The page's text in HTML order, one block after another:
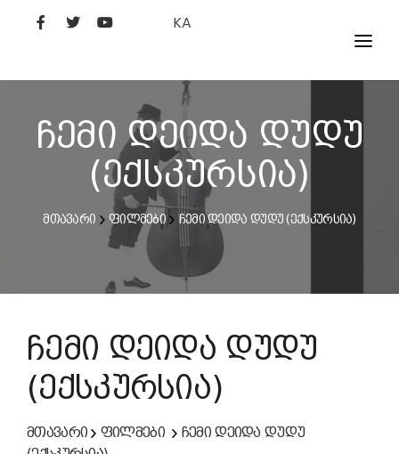
KA
ᲤᲘᲚᲛᲔᲑᲘ
ᲮᲔᲚᲝᲕᲐᲜᲘ
ᲙᲘᲜᲝᲡᲢᲣᲓᲘᲐ
ᲙᲘᲜᲝᲐᲙᲐᲓᲔᲛᲘᲐ
ჩემი დეიდა დუდუ
(ექსკურსია)
მთავარი ფილმები ჩემი დეიდა დუდუ (ექსკურსია)
ჩემი დეიდა დუდუ
(ექსკურსია)
მთავარი ფილმები
ჩემი დეიდა დუდუ